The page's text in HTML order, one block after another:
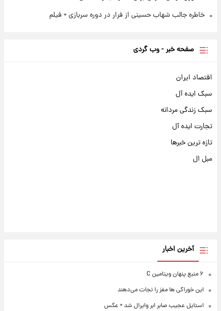
خاطره جالب شهاب حسینی از فرار در دوره سربازی + فیلم
صفحه خبر - وب گردی
اقتصاد ایران
سبک ایده آل
سبک زندگی مردانه
تجارت ایده آل
تازه ترین خبرها
مبل ال
آخرین اخبار
۶ منبع پنهان ویتامین C
این خوراکی ها مغز را نجات می‌دهند
استایل عجیب صابر ابر وایرال شد + عکس